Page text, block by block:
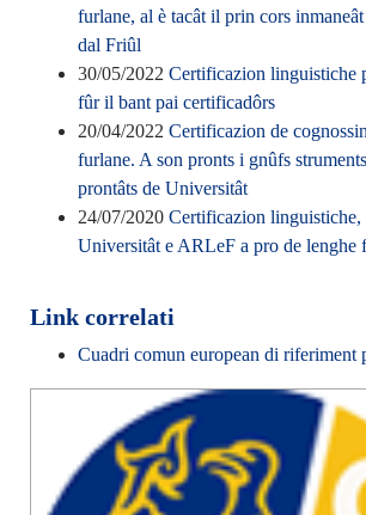
furlane, al è tacât il prin cors
dal Friûl
30/05/2022 Certificazion linguistiche
fûr il bant pai certificadôrs
20/04/2022 Certificazion de
furlane. A son pronts i gnûfs
prontâts de Universitât
24/07/2020 Certificazion linguistiche,
Universitât e ARLeF a pro de lenghe
Link correlati
Cuadri comun european di riferiment